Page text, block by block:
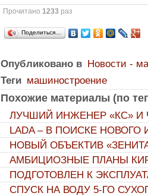
Прочитано1233 раз
Поделиться…
Опубликовано в Новости -
Теги машиностроение
Похожие материалы (по
ЛУЧШИЙ ИНЖЕНЕР «КС» И
LADA – В ПОИСКЕ НОВОГО
НОВЫЙ ОБЪЕКТИВ
АМБИЦИОЗНЫЕ ПЛАНЫ
ПОДГОТОВЛЕН К
СПУСК НА ВОДУ 5-ГО